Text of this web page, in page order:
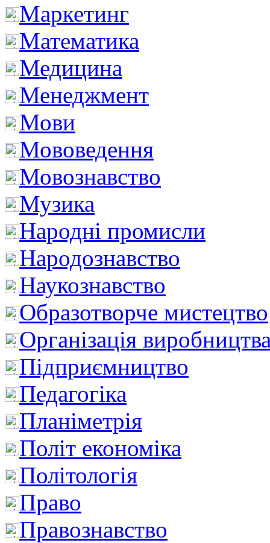
Маркетинг
Математика
Медицина
Менеджмент
Мови
Мововедення
Мовознавство
Музика
Народні промисли
Народознавство
Наукознавство
Образотворче мистецтво
Організація
Підприємництво
Педагогіка
Планіметрія
Політ економіка
Політологія
Право
Правознавство